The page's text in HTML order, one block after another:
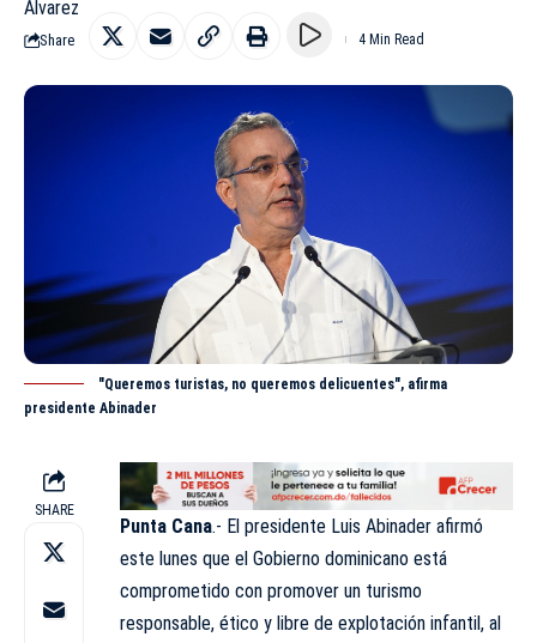
Share 4 Min Read
"Queremos turistas, no queremos delicuentes", afirma
presidente Abinader
SHARE
Punta Cana.- El presidente Luis Abinader afirmó
este lunes que el Gobierno dominicano está
comprometido con promover un turismo
responsable, ético y libre de explotación infantil, al